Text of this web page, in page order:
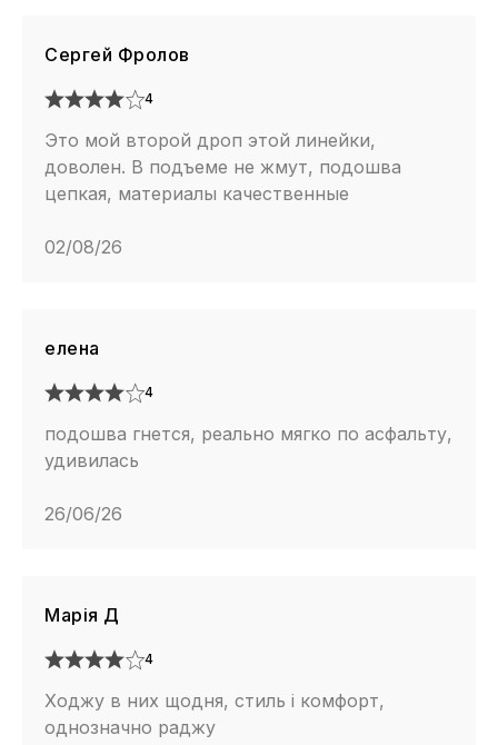
Сергей Фролов
4
Это мой второй дроп этой линейки,
доволен. В подъеме не жмут, подошва
цепкая, материалы качественные
02/08/26
елена
4
подошва гнется, реально мягко по асфальту,
удивилась
26/06/26
Марія Д
4
Ходжу в них щодня, стиль і комфорт,
однозначно раджу